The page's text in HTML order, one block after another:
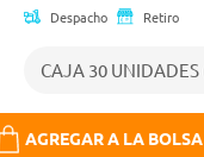
Despacho Retiro
AGREGAR A LA BOLSA